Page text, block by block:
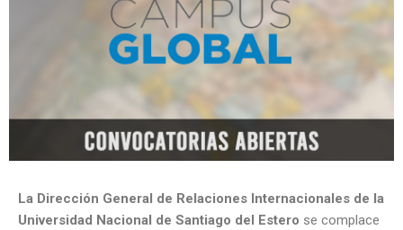
La Dirección General de Relaciones Internacionales de la
Universidad Nacional de Santiago del Estero se complace